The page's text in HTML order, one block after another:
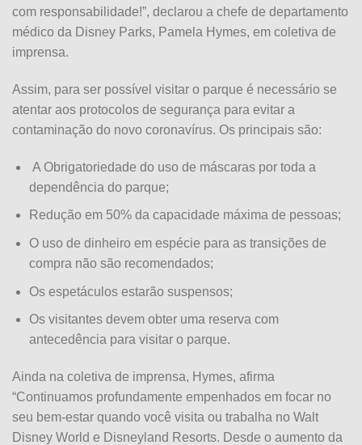
com responsabilidade!”, declarou a chefe de departamento
médico da Disney Parks, Pamela Hymes, em coletiva de
imprensa.
Assim, para ser possível visitar o parque é necessário se
atentar aos protocolos de segurança para evitar a
contaminação do novo coronavírus. Os principais são:
A Obrigatoriedade do uso de máscaras por toda a
dependência do parque;
Redução em 50% da capacidade máxima de pessoas;
O uso de dinheiro em espécie para as transições de
compra não são recomendados;
Os espetáculos estarão suspensos;
Os visitantes devem obter uma reserva com
antecedência para visitar o parque.
Ainda na coletiva de imprensa, Hymes, afirma
“Continuamos profundamente empenhados em focar no
seu bem-estar quando você visita ou trabalha no Walt
Disney World e Disneyland Resorts. Desde o aumento da